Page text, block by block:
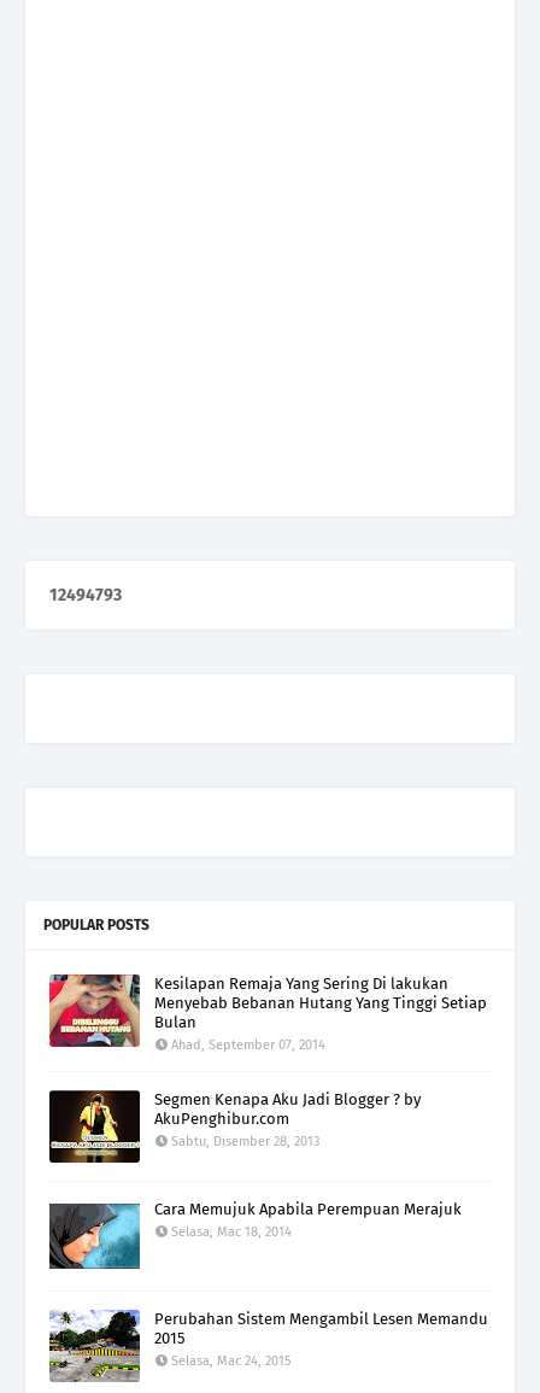
12494793
POPULAR POSTS
Kesilapan Remaja Yang Sering Di lakukan
Menyebab Bebanan Hutang Yang Tinggi Setiap
Bulan
Ahad, September 07, 2014
Segmen Kenapa Aku Jadi Blogger ? by
AkuPenghibur.com
Sabtu, Disember 28, 2013
Cara Memujuk Apabila Perempuan Merajuk
Selasa, Mac 18, 2014
Perubahan Sistem Mengambil Lesen Memandu
2015
Selasa, Mac 24, 2015